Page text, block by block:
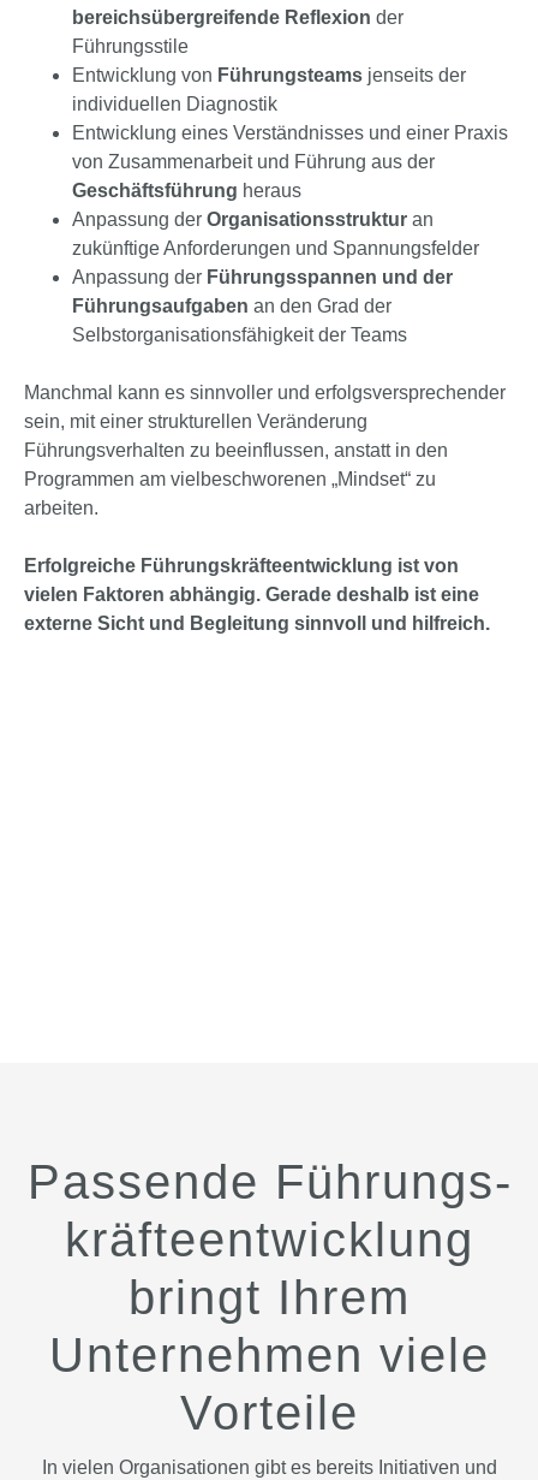
bereichsübergreifende Reflexion der
Führungsstile
Entwicklung von Führungsteams jenseits der
individuellen Diagnostik
Entwicklung eines Verständnisses und einer Praxis
von Zusammenarbeit und Führung aus der
Geschäftsführung heraus
Anpassung der Organisationsstruktur an
zukünftige Anforderungen und Spannungsfelder
Anpassung der Führungsspannen und der
Führungsaufgaben an den Grad der
Selbstorganisationsfähigkeit der Teams
Manchmal kann es sinnvoller und erfolgsversprechender
sein, mit einer strukturellen Veränderung
Führungsverhalten zu beeinflussen, anstatt in den
Programmen am vielbeschworenen „Mindset“ zu
arbeiten.
Erfolgreiche Führungskräfteentwicklung ist von
vielen Faktoren abhängig. Gerade deshalb ist eine
externe Sicht und Begleitung sinnvoll und hilfreich.
Passende Führungs­
kräfte­entwicklung
bringt Ihrem
Unternehmen viele
Vorteile
In vielen Organisationen gibt es bereits Initiativen und